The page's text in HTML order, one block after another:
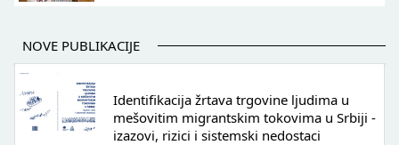
NOVE PUBLIKACIJE
Identifikacija žrtava trgovine ljudima u
mešovitim migrantskim tokovima u Srbiji -
izazovi, rizici i sistemski nedostaci